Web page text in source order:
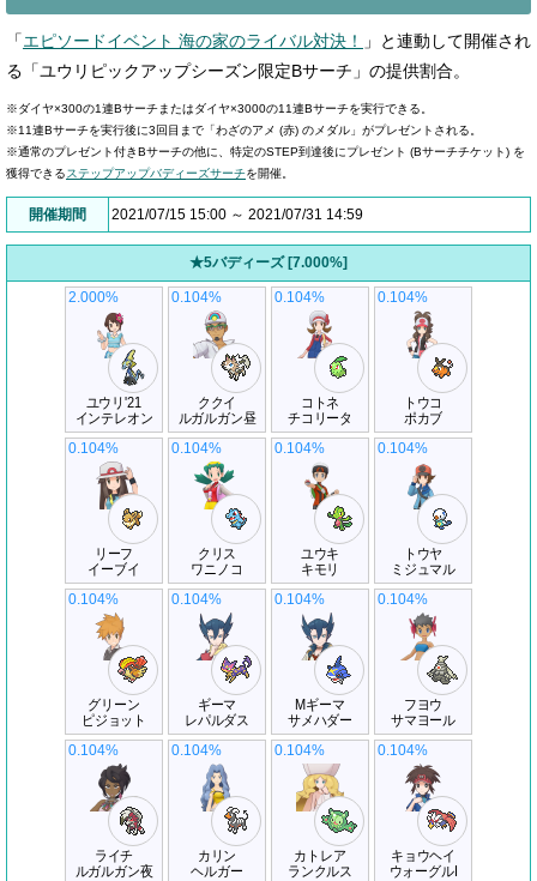
「エピソードイベント 海の家のライバル対決！
」と連動して開催され
る「ユウリピックアップシーズン限定Bサーチ」の提供割合。
※ダイヤ×300の1連Bサーチまたはダイヤ×3000の11連Bサーチを実行できる。
※11連Bサーチを実行後に3回目まで「わざのアメ (赤) のメダル」がプレゼントされる。
※通常のプレゼント付きBサーチの他に、特定のSTEP到達後にプレゼント (Bサーチチケット) を
獲得できるステップアップバディーズサーチを開催。
開催期間 2021/07/15 15:00 ～ 2021/07/31 14:59
★5バディーズ [7.000%]
ユウリ'21
インテレオン
2.000%
ククイ
ルガルガン昼
0.104%
コトネ
チコリータ
0.104%
トウコ
ポカブ
0.104%
リーフ
イーブイ
0.104%
クリス
ワニノコ
0.104%
ユウキ
キモリ
0.104%
トウヤ
ミジュマル
0.104%
グリーン
ピジョット
0.104%
ギーマ
レパルダス
0.104%
Mギーマ
サメハダー
0.104%
フヨウ
サマヨール
0.104%
ライチ
ルガルガン夜
0.104%
カリン
ヘルガー
0.104%
カトレア
ランクルス
0.104%
キョウヘイ
ウォーグルI
0.104%